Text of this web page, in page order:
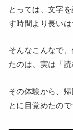
とっては、文字
す時間より長いは
そんなこんなで
たのは、実は「読
その体験から、
とに目覚めたので